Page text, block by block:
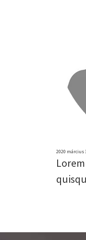
2020 március